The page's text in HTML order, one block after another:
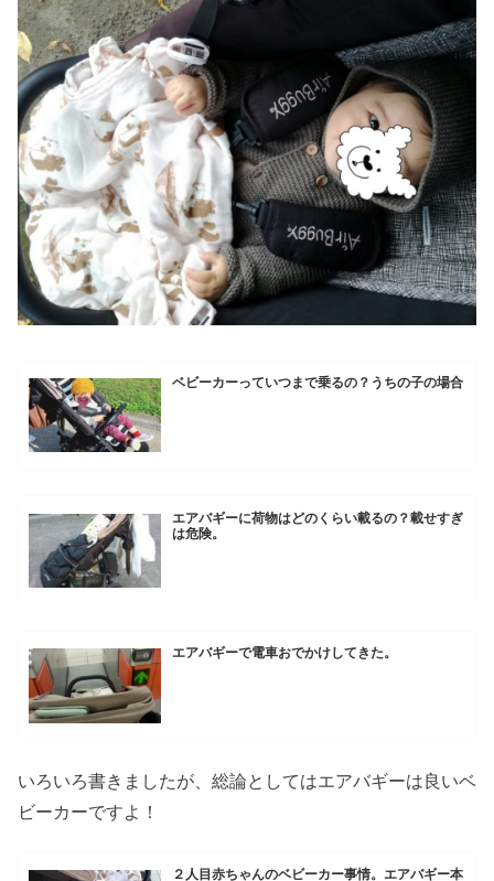
ベビーカーっていつまで乗るの？うちの子の場合
エアバギーに荷物はどのくらい載るの？載せすぎ
は危険。
エアバギーで電車おでかけしてきた。
いろいろ書きましたが、総論としてはエアバギーは良いベ
ビーカーですよ！
２人目赤ちゃんのベビーカー事情。エアバギー本